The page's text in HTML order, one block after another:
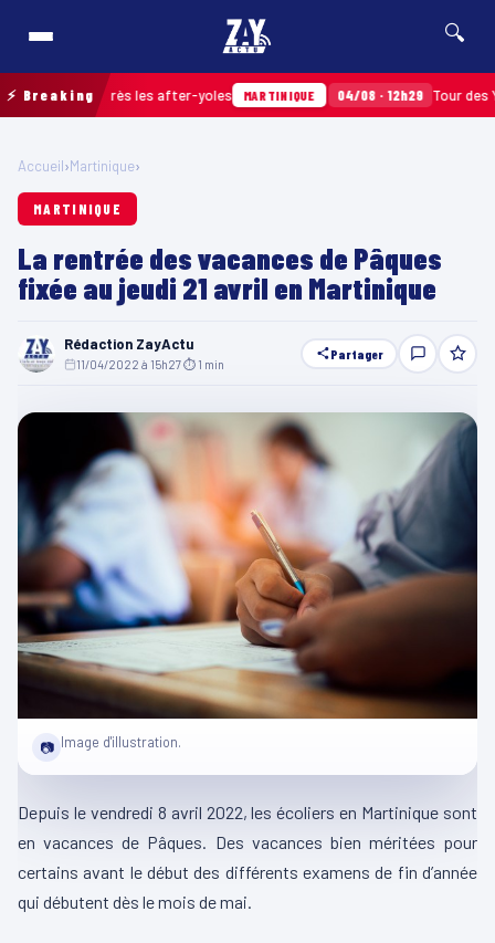
🔍
⚡ Breakingaprès les after-yoles MARTINIQUE 04/08 · 12h29 Tour des Yoles
Accueil›Martinique›
MARTINIQUE
La rentrée des vacances de Pâques
fixée au jeudi 21 avril en Martinique
Rédaction ZayActu
11/04/2022 à 15h27⏱ 1 min
Partager
📷 Image d'illustration.
Depuis le vendredi 8 avril 2022, les écoliers en Martinique sont
en vacances de Pâques. Des vacances bien méritées pour
certains avant le début des différents examens de fin d’année
qui débutent dès le mois de mai.